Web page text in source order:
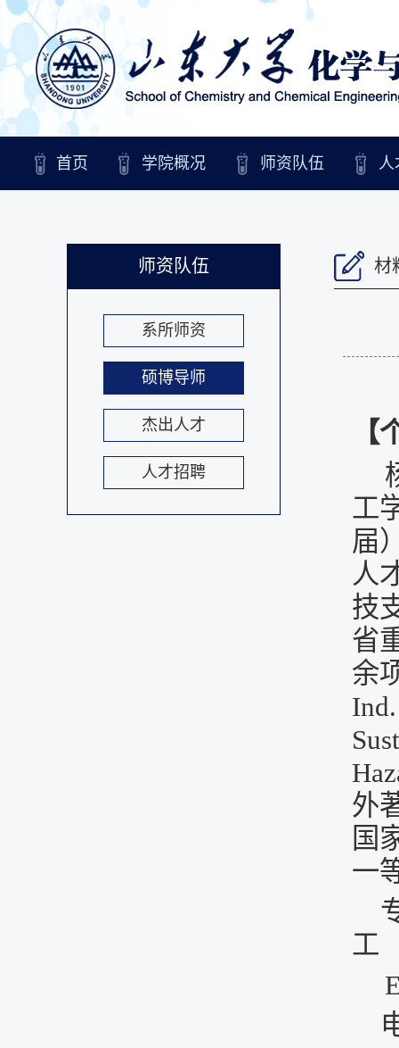
首页 学院概况 师资队伍 人
师资队伍
系所师资
硕博导师
杰出人才
人才招聘
材
【
工
届
人
技
省
余
外
国
一
工